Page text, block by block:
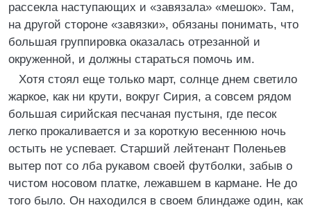
рассекла наступающих и «завязала» «мешок». Там,
на другой стороне «завязки», обязаны понимать, что
большая группировка оказалась отрезанной и
окруженной, и должны стараться помочь им.
Хотя стоял еще только март, солнце днем светило
жаркое, как ни крути, вокруг Сирия, а совсем рядом
большая сирийская песчаная пустыня, где песок
легко прокаливается и за короткую весеннюю ночь
остыть не успевает. Старший лейтенант Поленьев
вытер пот со лба рукавом своей футболки, забыв о
чистом носовом платке, лежавшем в кармане. Не до
того было. Он находился в своем блиндаже один, как